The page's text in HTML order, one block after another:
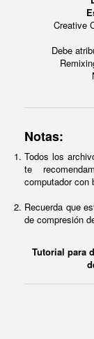
Creative
Debe
Notas:
Todos los
te
computador con
Recuerda que
de compresión
Tutorial para